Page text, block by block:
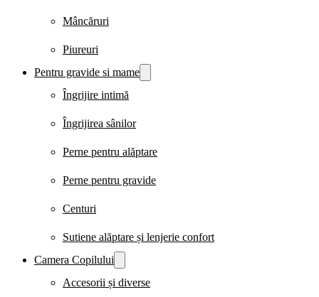
Mâncăruri
Piureuri
Pentru gravide si mame
Îngrijire intimă
Îngrijirea sânilor
Perne pentru alăptare
Perne pentru gravide
Centuri
Sutiene alăptare și lenjerie confort
Camera Copilului
Accesorii și diverse